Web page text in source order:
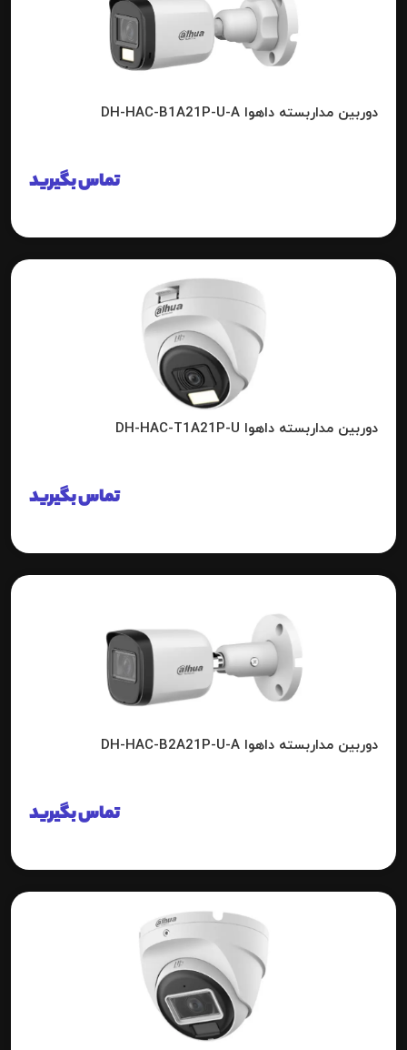
دوربین مداربسته داهوا DH-HAC-B1A21P-U-A
تماس بگیرید
دوربین مداربسته داهوا DH-HAC-T1A21P-U
تماس بگیرید
دوربین مداربسته داهوا DH-HAC-B2A21P-U-A
تماس بگیرید